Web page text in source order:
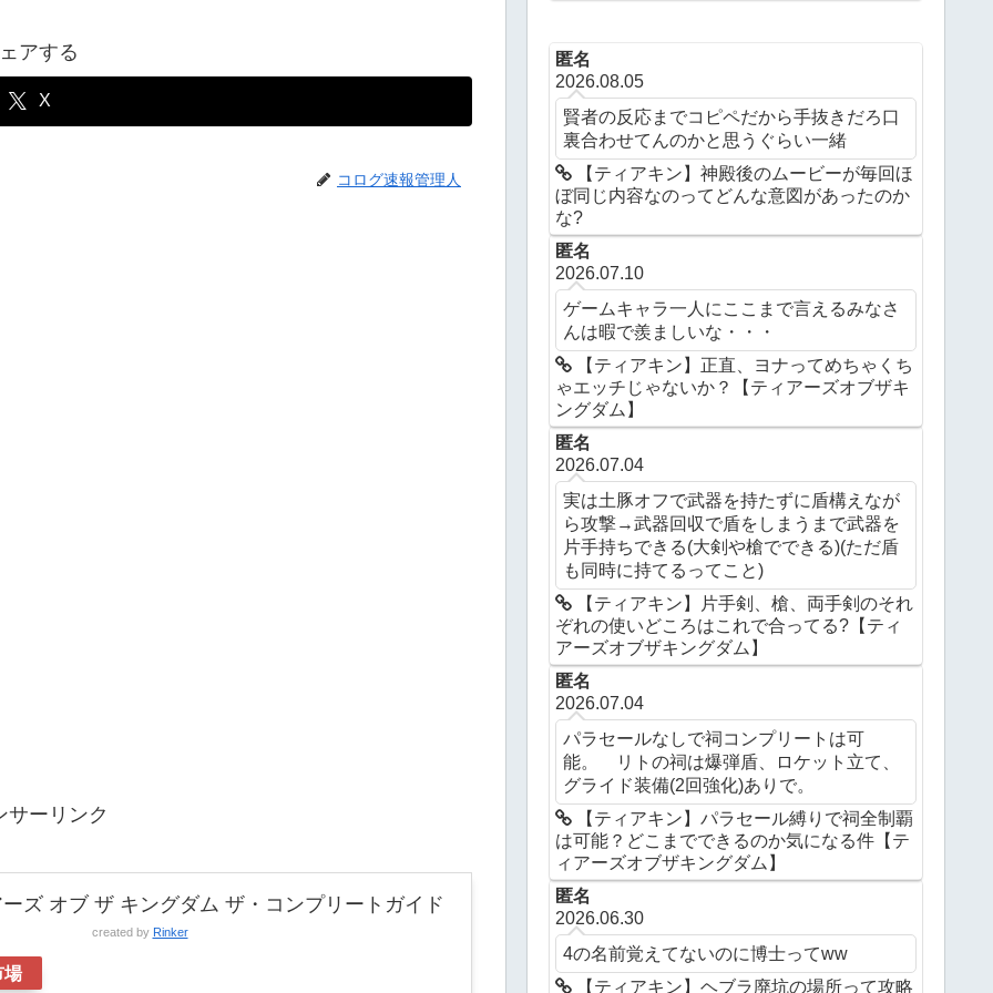
アする
X
コログ速報管理人
サーリンク
ズ オブ ザ キングダム ザ・コンプリートガイド
created by Rinker
場
匿名
2026.08.05
賢者の反応までコピペだから手抜きだろ口
裏合わせてんのかと思うぐらい一緒
【ティアキン】神殿後のムービーが毎回ほ
ぼ同じ内容なのってどんな意図があったのか
な?
匿名
2026.07.10
ゲームキャラ一人にここまで言えるみなさ
んは暇で羨ましいな・・・
【ティアキン】正直、ヨナってめちゃくち
ゃエッチじゃないか？【ティアーズオブザキ
ングダム】
匿名
2026.07.04
実は土豚オフで武器を持たずに盾構えなが
ら攻撃→武器回収で盾をしまうまで武器を
片手持ちできる(大剣や槍でできる)(ただ盾
も同時に持てるってこと)
【ティアキン】片手剣、槍、両手剣のそれ
ぞれの使いどころはこれで合ってる?【ティ
アーズオブザキングダム】
匿名
2026.07.04
パラセールなしで祠コンプリートは可
能。 リトの祠は爆弾盾、ロケット立て、
グライド装備(2回強化)ありで。
【ティアキン】パラセール縛りで祠全制覇
は可能？どこまでできるのか気になる件【テ
ィアーズオブザキングダム】
匿名
2026.06.30
4の名前覚えてないのに博士ってww
【ティアキン】ヘブラ廃坑の場所って攻略